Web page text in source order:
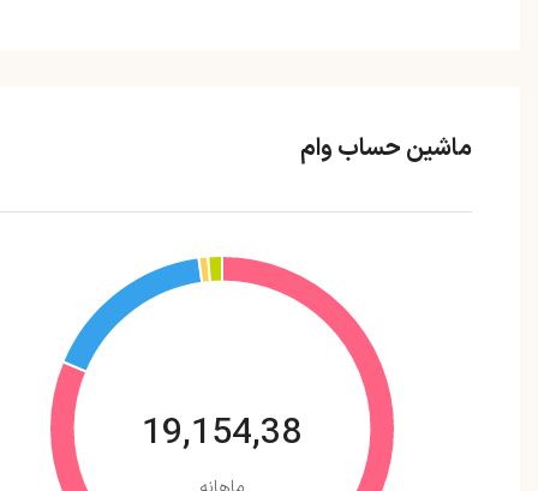
ماشین حساب وام
19,154,38